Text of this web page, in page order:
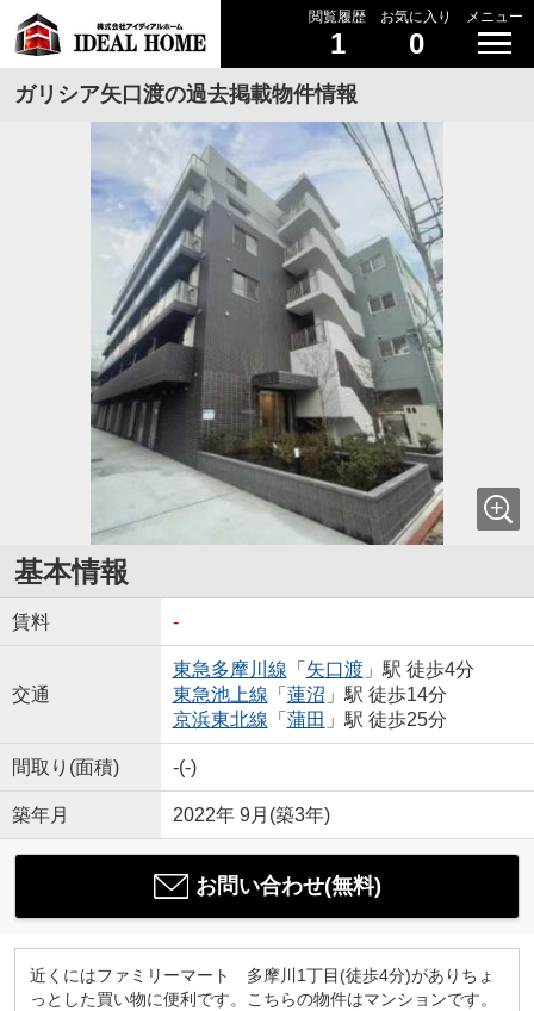
閲覧履歴
1
お気に入り
0
メニュー
ガリシア矢口渡の過去掲載物件情報
基本情報
賃料 -
交通
東急多摩川線 「 矢口渡」駅 徒歩4分
東急池上線 「 蓮沼 」駅 徒歩14分
京浜東北線 「 蒲田 」駅 徒歩25分
間取り(面積) -(-)
築年月 2022年 9月(築3年)
お問い合わせ(無料)
近くにはファミリーマート 多摩川1丁目(徒歩4分)がありちょ
っとした買い物に便利です。こちらの物件はマンションです。